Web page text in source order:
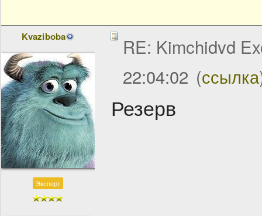
Kvaziboba
Эксперт
RE: Kimchidvd
22:04:02 (ссылка
Резерв